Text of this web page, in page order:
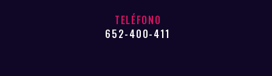
TELÉFONO
652-400-411